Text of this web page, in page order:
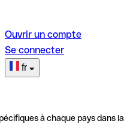
Ouvrir un compte
Se connecter
fr
à chaque pays dans la